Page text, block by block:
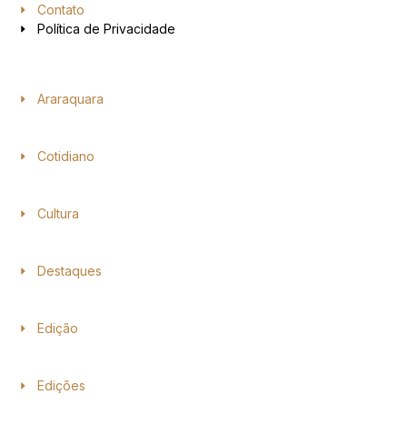
Contato
Política de Privacidade
Araraquara
Cotidiano
Cultura
Destaques
Edição
Edições